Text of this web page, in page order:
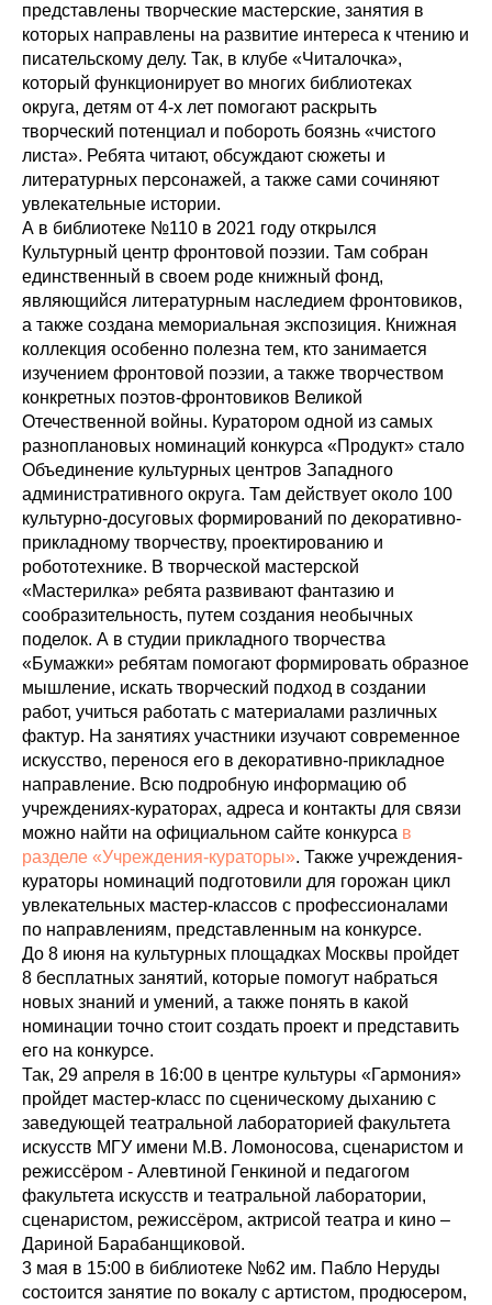
представлены творческие мастерские, занятия в
которых направлены на развитие интереса к чтению и
писательскому делу. Так, в клубе «Читалочка»,
который функционирует во многих библиотеках
округа, детям от 4-х лет помогают раскрыть
творческий потенциал и побороть боязнь «чистого
листа». Ребята читают, обсуждают сюжеты и
литературных персонажей, а также сами сочиняют
увлекательные истории.
А в библиотеке №110 в 2021 году открылся
Культурный центр фронтовой поэзии. Там собран
единственный в своем роде книжный фонд,
являющийся литературным наследием фронтовиков,
а также создана мемориальная экспозиция. Книжная
коллекция особенно полезна тем, кто занимается
изучением фронтовой поэзии, а также творчеством
конкретных поэтов-фронтовиков Великой
Отечественной войны. Куратором одной из самых
разноплановых номинаций конкурса «Продукт» стало
Объединение культурных центров Западного
административного округа. Там действует около 100
культурно-досуговых формирований по декоративно-
прикладному творчеству, проектированию и
робототехнике. В творческой мастерской
«Мастерилка» ребята развивают фантазию и
сообразительность, путем создания необычных
поделок. А в студии прикладного творчества
«Бумажки» ребятам помогают формировать образное
мышление, искать творческий подход в создании
работ, учиться работать с материалами различных
фактур. На занятиях участники изучают современное
искусство, перенося его в декоративно-прикладное
направление. Всю подробную информацию об
учреждениях-кураторах, адреса и контакты для связи
можно найти на официальном сайте конкурса в
разделе «Учреждения-кураторы». Также учреждения-
кураторы номинаций подготовили для горожан цикл
увлекательных мастер-классов с профессионалами
по направлениям, представленным на конкурсе.
До 8 июня на культурных площадках Москвы пройдет
8 бесплатных занятий, которые помогут набраться
новых знаний и умений, а также понять в какой
номинации точно стоит создать проект и представить
его на конкурсе.
Так, 29 апреля в 16:00 в центре культуры «Гармония»
пройдет мастер-класс по сценическому дыханию с
заведующей театральной лабораторией факультета
искусств МГУ имени М.В. Ломоносова, сценаристом и
режиссёром - Алевтиной Генкиной и педагогом
факультета искусств и театральной лаборатории,
сценаристом, режиссёром, актрисой театра и кино –
Дариной Барабанщиковой.
3 мая в 15:00 в библиотеке №62 им. Пабло Неруды
состоится занятие по вокалу с артистом, продюсером,